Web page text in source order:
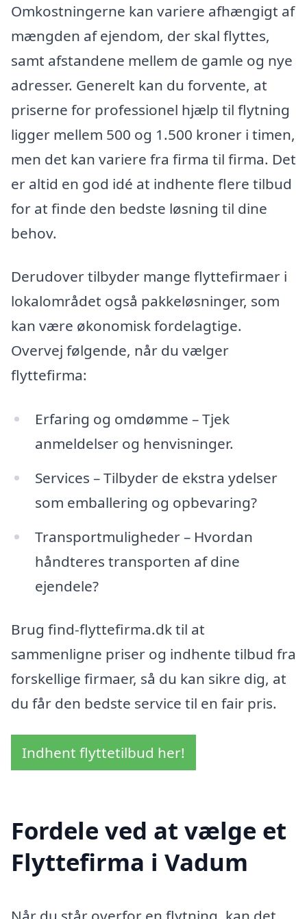
Omkostningerne kan variere afhængigt af
mængden af ejendom, der skal flyttes,
samt afstandene mellem de gamle og nye
adresser. Generelt kan du forvente, at
priserne for professionel hjælp til flytning
ligger mellem 500 og 1.500 kroner i timen,
men det kan variere fra firma til firma. Det
er altid en god idé at indhente flere tilbud
for at finde den bedste løsning til dine
behov.
Derudover tilbyder mange flyttefirmaer i
lokalområdet også pakkeløsninger, som
kan være økonomisk fordelagtige.
Overvej følgende, når du vælger
flyttefirma:
Erfaring og omdømme – Tjek
anmeldelser og henvisninger.
Services – Tilbyder de ekstra ydelser
som emballering og opbevaring?
Transportmuligheder – Hvordan
håndteres transporten af dine
ejendele?
Brug find-flyttefirma.dk til at
sammenligne priser og indhente tilbud fra
forskellige firmaer, så du kan sikre dig, at
du får den bedste service til en fair pris.
Indhent flyttetilbud her!
Fordele ved at vælge et
Flyttefirma i Vadum